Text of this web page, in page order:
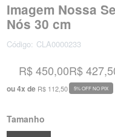
Imagem Nossa
Nós 30 cm
Código: CLA0000233
R$ 450,00
ou4x de R$ 112,50
R$
5% OFF NO PIX
Tamanho